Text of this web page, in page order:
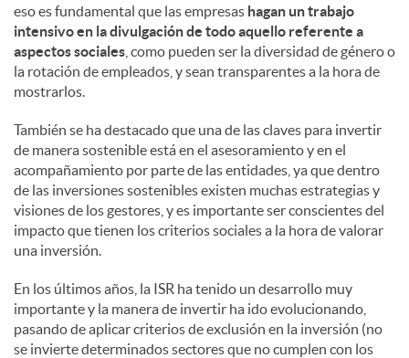
eso es fundamental que las empresas hagan un trabajo
intensivo en la divulgación de todo aquello referente a
aspectos sociales , como pueden ser la diversidad de género o
la rotación de empleados, y sean transparentes a la hora de
mostrarlos.
También se ha destacado que una de las claves para invertir
de manera sostenible está en el asesoramiento y en el
acompañamiento por parte de las entidades, ya que dentro
de las inversiones sostenibles existen muchas estrategias y
visiones de los gestores, y es importante ser conscientes del
impacto que tienen los criterios sociales a la hora de valorar
una inversión.
En los últimos años, la ISR ha tenido un desarrollo muy
importante y la manera de invertir ha ido evolucionando,
pasando de aplicar criterios de exclusión en la inversión (no
se invierte determinados sectores que no cumplen con los